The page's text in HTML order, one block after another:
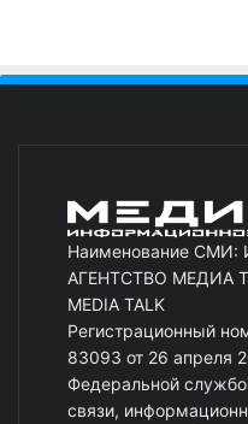
Наименование
АГЕНТСТВО МЕДИА
MEDIA TALK
Регистрационный
83093 от 26 апреля
Федеральной
связи,